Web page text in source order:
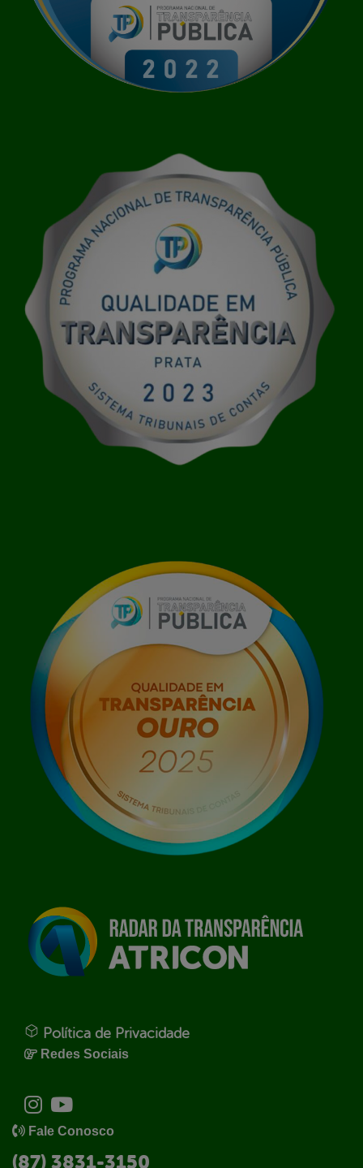
Política de Privacidade
Redes Sociais
Fale Conosco
(87) 3831-3150